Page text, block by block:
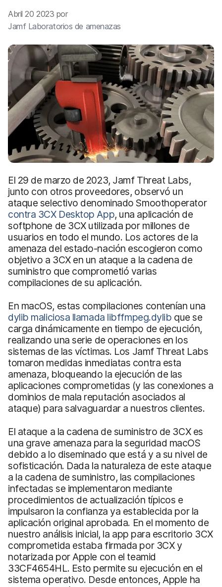
Abril 20 2023 por
Jamf Laboratorios de amenazas
El 29 de marzo de 2023, Jamf Threat Labs,
junto con otros proveedores, observó un
ataque selectivo denominado Smoothoperator
contra 3CX Desktop App, una aplicación de
softphone de 3CX utilizada por millones de
usuarios en todo el mundo. Los actores de la
amenaza del estado-nación escogieron como
objetivo a 3CX en un ataque a la cadena de
suministro que comprometió varias
compilaciones de su aplicación.
En macOS, estas compilaciones contenían una
dylib maliciosa llamada libffmpeg.dylib que se
carga dinámicamente en tiempo de ejecución,
realizando una serie de operaciones en los
sistemas de las víctimas. Los Jamf Threat Labs
tomaron medidas inmediatas contra esta
amenaza, bloqueando la ejecución de las
aplicaciones comprometidas (y las conexiones a
dominios de mala reputación asociados al
ataque) para salvaguardar a nuestros clientes.
El ataque a la cadena de suministro de 3CX es
una grave amenaza para la seguridad macOS
debido a lo diseminado que está y a su nivel de
sofisticación. Dada la naturaleza de este ataque
a la cadena de suministro, las compilaciones
infectadas se implementaron mediante
procedimientos de actualización típicos e
impulsaron la confianza ya establecida por la
aplicación original aprobada. En el momento de
nuestro análisis inicial, la app para escritorio 3CX
comprometida estaba firmada por 3CX y
notarizada por Apple con el teamid
33CF4654HL. Esto permite su ejecución en el
sistema operativo. Desde entonces, Apple ha